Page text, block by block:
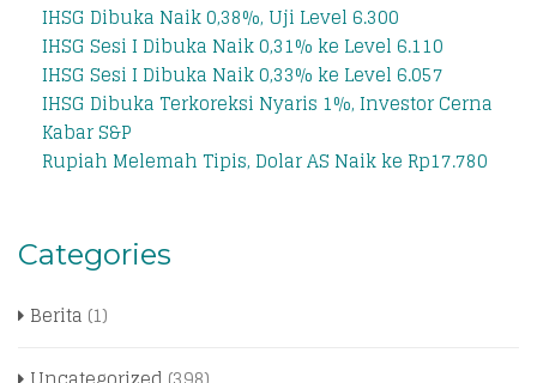
IHSG Dibuka Naik 0,38%, Uji Level 6.300
IHSG Sesi I Dibuka Naik 0,31% ke Level 6.110
IHSG Sesi I Dibuka Naik 0,33% ke Level 6.057
IHSG Dibuka Terkoreksi Nyaris 1%, Investor Cerna
Kabar S&P
Rupiah Melemah Tipis, Dolar AS Naik ke Rp17.780
Categories
Berita (1)